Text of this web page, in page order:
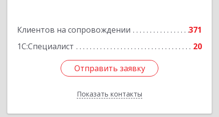
Клиентов на сопровождении
371
1С:Специалист
20
Отправить заявку
Показать контакты
Отправить заявку
Назад